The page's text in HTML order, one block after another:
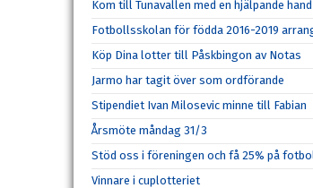
Kom till Tunavallen med en hjälpande hand
Fotbollsskolan för födda 2016-2019
Köp Dina lotter till Påskbingon av Notas
Jarmo har tagit över som ordförande
Stipendiet Ivan Milosevic minne till Fabian
Årsmöte måndag 31/3
Stöd oss i föreningen och få 25% på
Vinnare i cuplotteriet